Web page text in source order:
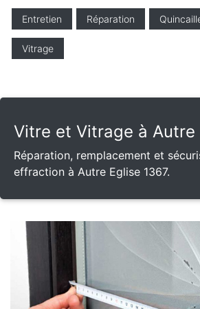
Entretien Réparation
Vitrage
Vitre et Vitrage à Autre
Réparation, remplacement et
effraction à Autre Eglise 1367.